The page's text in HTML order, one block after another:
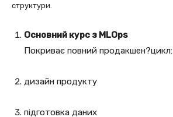
структури.
Основний курс з MLOps
Покриває повний продакшен?цикл:
дизайн продукту
підготовка даних